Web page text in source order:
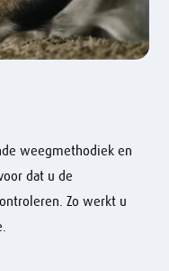
weegmethodiek en
dat u de
Zo werkt u